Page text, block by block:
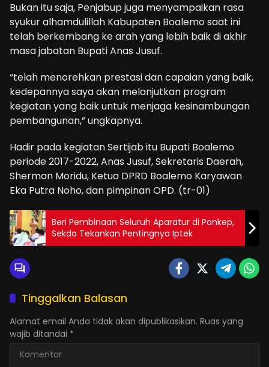
Bukan itu saja, Penjabup juga menyampaikan rasa
syukur alhamdulillah Kabupaten Boalemo saat ini
telah berkembang ke arah yang lebih baik di akhir
masa jabatan Bupati Anas Jusuf.
“telah menorehkan prestasi dan capaian yang baik,
kedepannya saya akan melanjutkan program
kegiatan yang baik untuk menjaga kesinambungan
pembangunan,” ungkapnya.
Hadir pada kegiatan Sertijab itu Bupati Boalemo
periode 2017-2022, Anas Jusuf, Sekretaris Daerah,
Sherman Moridu, Ketua DPRD Boalemo Karyawan
Eka Putra Noho, dan pimpinan OPD. (tr-01)
Beri Pembinaan Seluruh Aparatur di Ponkep,
Sekda Tekankan Pentingnya Iptek
Tinggalkan Balasan
Alamat email Anda tidak akan dipublikasikan. Ruas yang
wajib ditandai *